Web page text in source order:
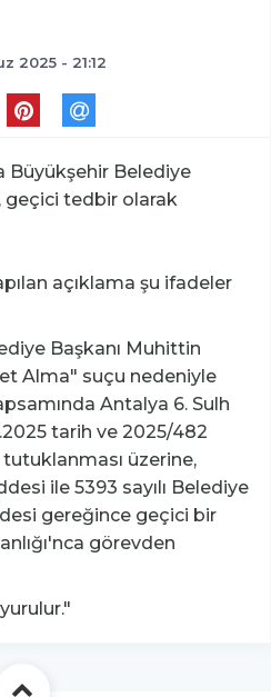
2025 - 21:12
Büyükşehir Belediye
geçici tedbir olarak
açıklama şu ifadeler
Başkanı Muhittin
Alma" suçu nedeniyle
Antalya 6. Sulh
tarih ve 2025/482
tutuklanması üzerine,
ile 5393 sayılı Belediye
gereğince geçici bir
görevden